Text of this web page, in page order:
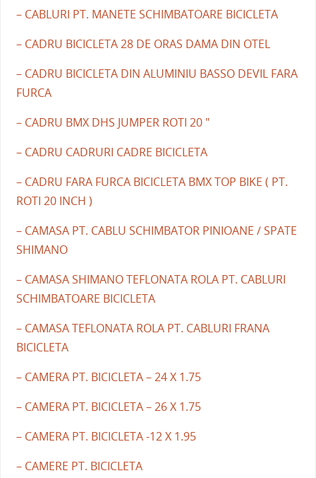
– CABLURI PT. MANETE SCHIMBATOARE BICICLETA
– CADRU BICICLETA 28 DE ORAS DAMA DIN OTEL
– CADRU BICICLETA DIN ALUMINIU BASSO DEVIL FARA
FURCA
– CADRU BMX DHS JUMPER ROTI 20 "
– CADRU CADRURI CADRE BICICLETA
– CADRU FARA FURCA BICICLETA BMX TOP BIKE ( PT.
ROTI 20 INCH )
– CAMASA PT. CABLU SCHIMBATOR PINIOANE / SPATE
SHIMANO
– CAMASA SHIMANO TEFLONATA ROLA PT. CABLURI
SCHIMBATOARE BICICLETA
– CAMASA TEFLONATA ROLA PT. CABLURI FRANA
BICICLETA
– CAMERA PT. BICICLETA – 24 X 1.75
– CAMERA PT. BICICLETA – 26 X 1.75
– CAMERA PT. BICICLETA -12 X 1.95
– CAMERE PT. BICICLETA